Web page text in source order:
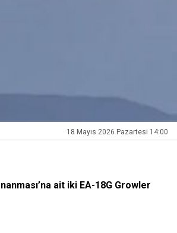
18 Mayıs 2026 Pazartesi 14:00
ait iki EA-18G Growler